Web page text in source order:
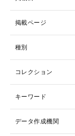
掲載ページ
種別
コレクション
キーワード
データ作成機関